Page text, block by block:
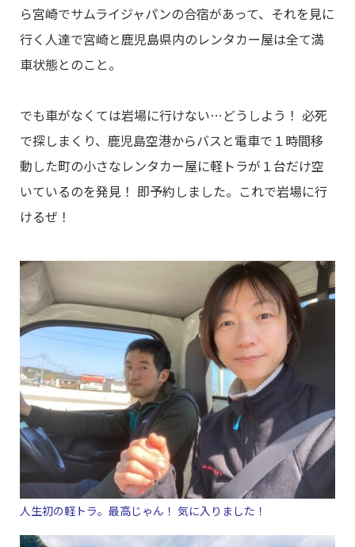
ら宮崎でサムライジャパンの合宿があって、それを見に
行く人達で宮崎と鹿児島県内のレンタカー屋は全て満
車状態とのこと。
でも車がなくては岩場に行けない…どうしよう！ 必死
で探しまくり、鹿児島空港からバスと電車で１時間移
動した町の小さなレンタカー屋に軽トラが１台だけ空
いているのを発見！ 即予約しました。これで岩場に行
けるぜ！
人生初の軽トラ。最高じゃん！ 気に入りました！